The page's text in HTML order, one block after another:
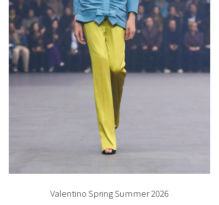
Valentino Spring Summer 2026